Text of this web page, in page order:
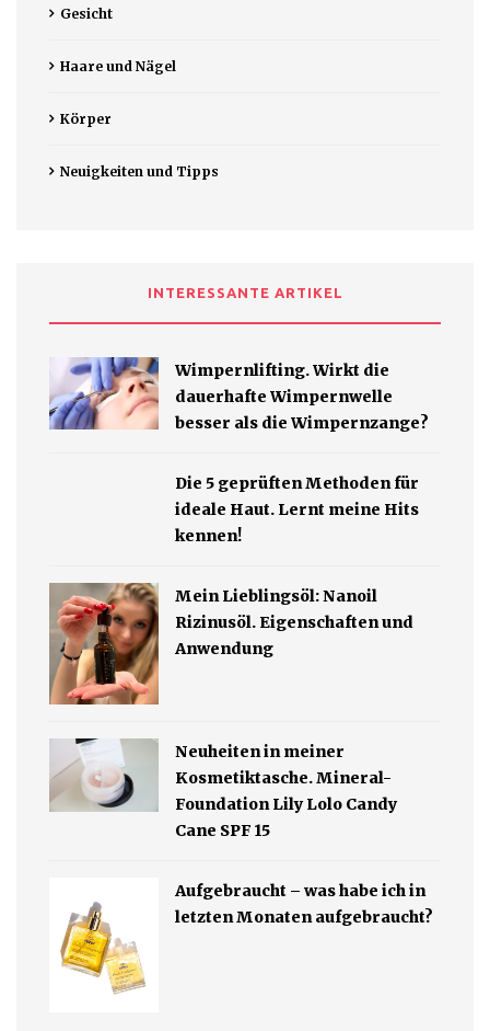
Gesicht
Haare und Nägel
Körper
Neuigkeiten und Tipps
INTERESSANTE ARTIKEL
Wimpernlifting. Wirkt die
dauerhafte Wimpernwelle
besser als die Wimpernzange?
Die 5 geprüften Methoden für
ideale Haut. Lernt meine Hits
kennen!
Mein Lieblingsöl: Nanoil
Rizinusöl. Eigenschaften und
Anwendung
Neuheiten in meiner
Kosmetiktasche. Mineral-
Foundation Lily Lolo Candy
Cane SPF 15
Aufgebraucht – was habe ich in
letzten Monaten aufgebraucht?